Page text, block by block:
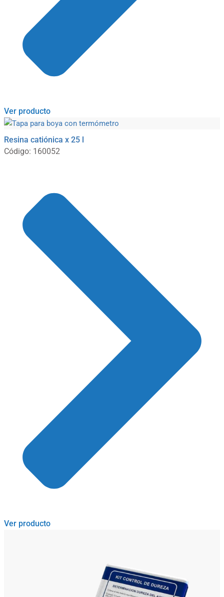
Ver producto
Resina catiónica x 25 l
Código: 160052
Ver producto